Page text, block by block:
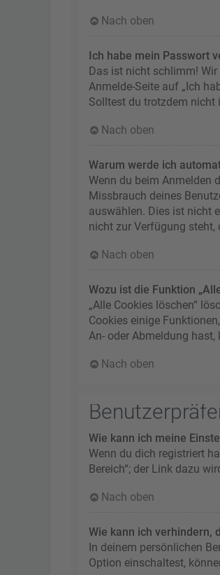
Nach oben
Ich habe mein Passwort
Das ist nicht schlimm!
Anmelde-Seite auf „Ich
Solltest du trotzdem nicht
Nach oben
Warum werde ich
Wenn du beim Anmelden
Missbrauch deines
auswählen. Dies ist nicht
nicht zur Verfügung
Nach oben
Wozu ist die Funktion
„Alle Cookies löschen“
Cookies einige
An- oder Abmeldung
Nach oben
Wie kann ich meine
Wenn du dich registriert
Bereich“; der Link dazu
Nach oben
Wie kann ich verhindern,
In deinem persönlichen
Option einschaltest,